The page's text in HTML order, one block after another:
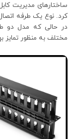
ساختارهای مدیریت
کرد. نوع یک طرفه
در حالی که مدل دو
مختلف به منظور تمایز